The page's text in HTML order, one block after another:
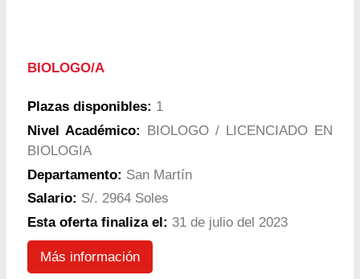
BIOLOGO/A
Plazas disponibles: 1
Nivel Académico: BIOLOGO / LICENCIADO EN
BIOLOGIA
Departamento: San Martín
Salario: S/. 2964 Soles
Esta oferta finaliza el: 31 de julio del 2023
Más información